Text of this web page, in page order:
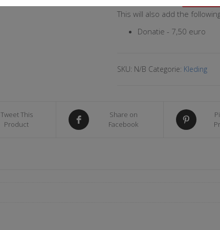
Kids
(White)
This will also add the
Donatie - 7,50 euro
SKU: N/B Categorie: Kleding
Tweet This
Product
Share on
Facebook